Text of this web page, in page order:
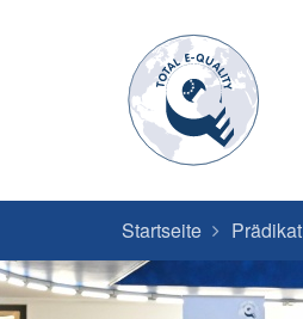
Startseite Prädikat